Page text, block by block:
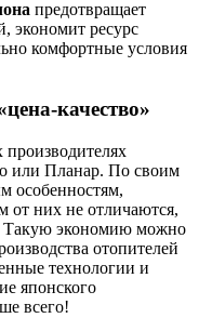
предотвращает
экономит ресурс
комфортные условия
качество»
или Планар. По своим
особенностям,
от них не отличаются,
Такую экономию можно
отопителей
технологии и
японского
всего!